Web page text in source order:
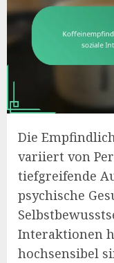
Die
variiert von
tiefgreifende
psychische
Interaktionen
hochsensibel